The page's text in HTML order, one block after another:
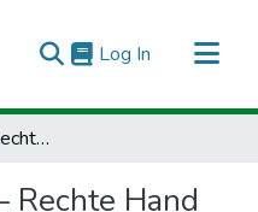
Log In (current)
Farnesischer Stier – Rechte Hand und Oberarm der Dirke, Universität Leipzig, Antikenmuseum, G 661 – TF 33/44, high-poly
Rechte Hand